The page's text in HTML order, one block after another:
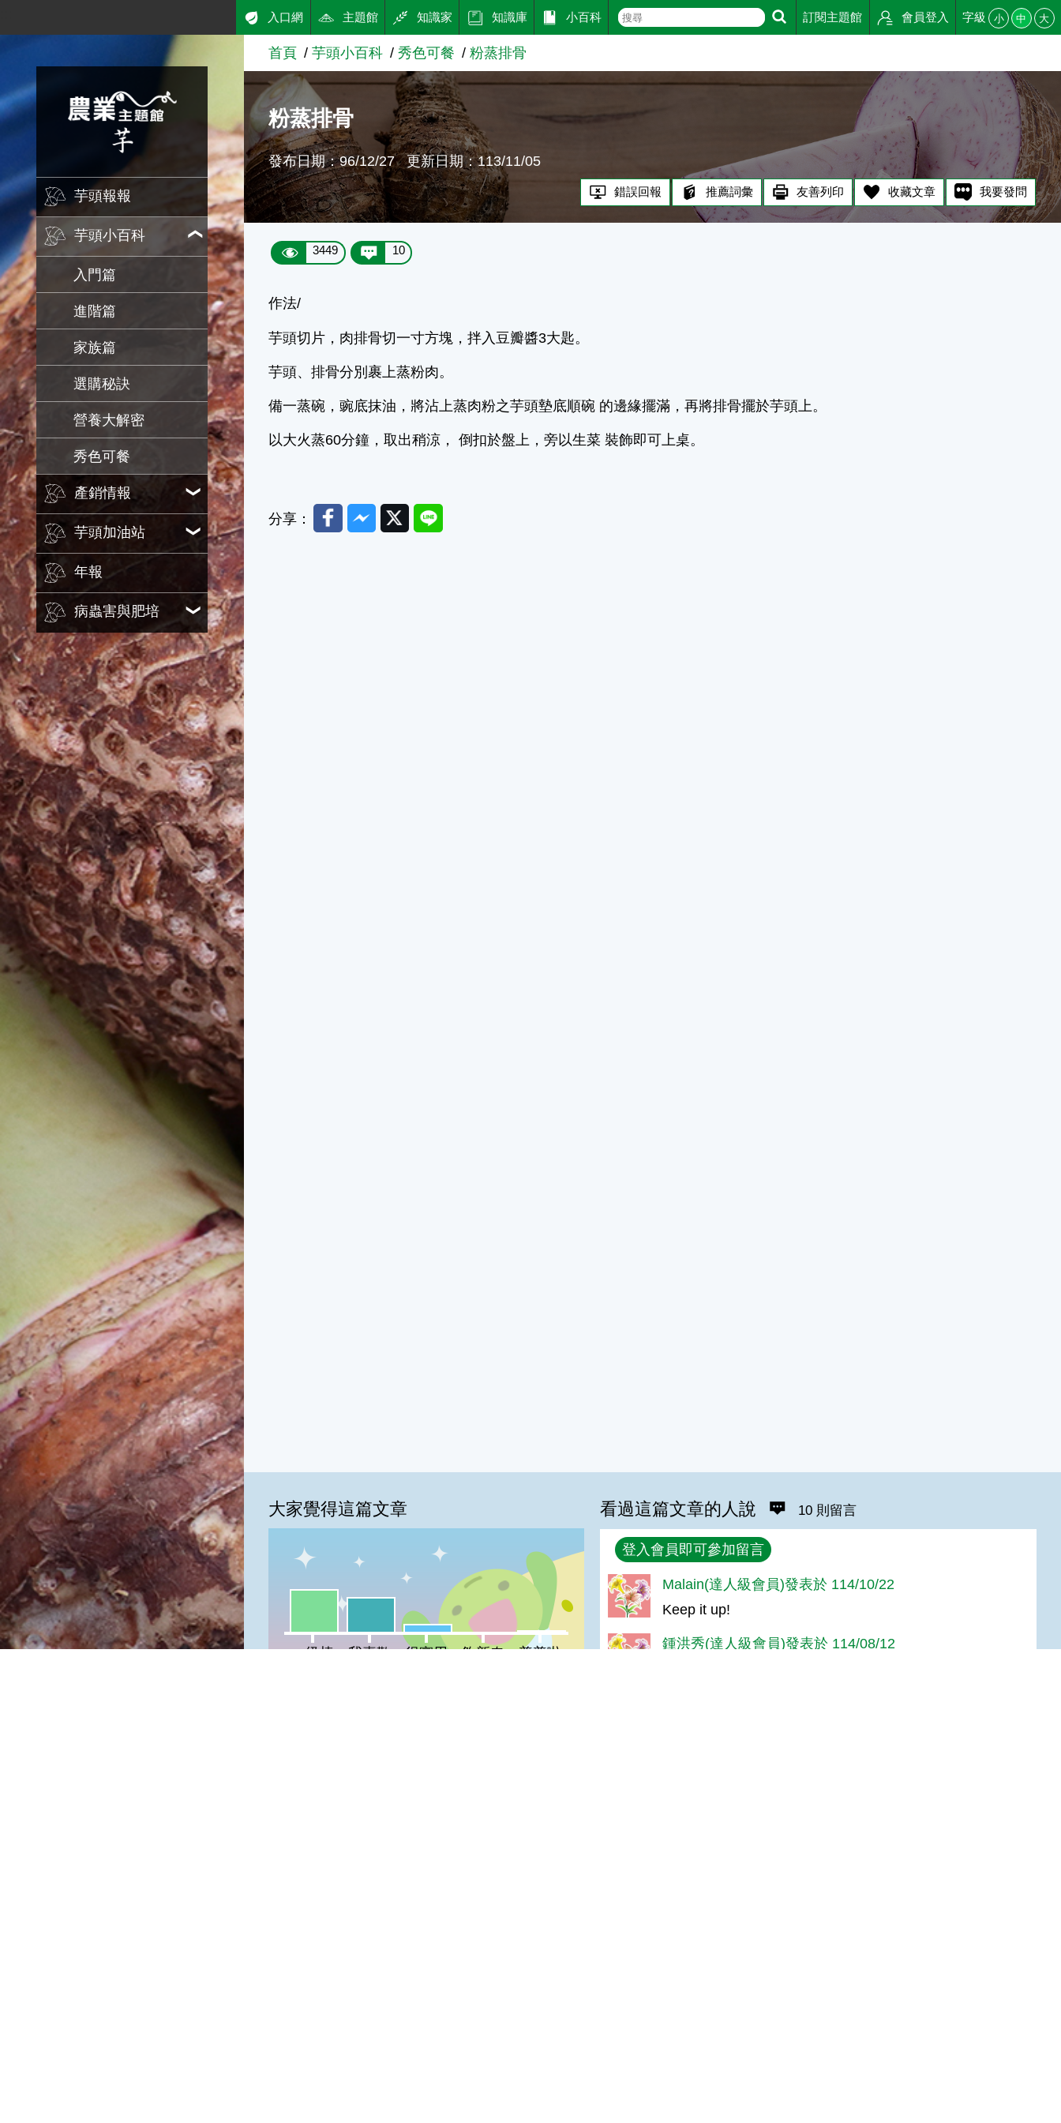
農業知識入口網
芋頭報報
芋頭小百科
入門篇
進階篇
家族篇
選購秘訣
營養大解密
秀色可餐
產銷情報
芋頭加油站
年報
病蟲害與肥培
入口網 主題館 知識家 知識庫 小百科 訂閱主題館 會員登入 字級 小 中 大
首頁 芋頭小百科 秀色可餐 粉蒸排骨
粉蒸排骨
發布日期：96/12/27 更新日期：113/11/05
錯誤回報 推薦詞彙 友善列印 收藏文章 我要發問
3449 10
作法/
芋頭切片，肉排骨切一寸方塊，拌入豆瓣醬3大匙。
芋頭、排骨分別裹上蒸粉肉。
備一蒸碗，豌底抹油，將沾上蒸肉粉之芋頭墊底順碗 的邊緣擺滿，再將排骨擺於芋頭上。
以大火蒸60分鐘，取出稍涼， 倒扣於盤上，旁以生菜 裝飾即可上桌。
分享： FacebookMessenger
TwitterLine
大家覺得這篇文章
一級棒:49%我喜歡:40%
很實用:9%夠新奇:0%普普啦:2%
一級棒
我喜歡 很實用 夠新奇 普普啦
看過這篇文章的人說 10 則留言
回覆
登入會員即可參加留言
Malain(達人級會員)發表於 114/10/22
Keep it up!
鍾洪秀(達人級會員)發表於 114/08/12